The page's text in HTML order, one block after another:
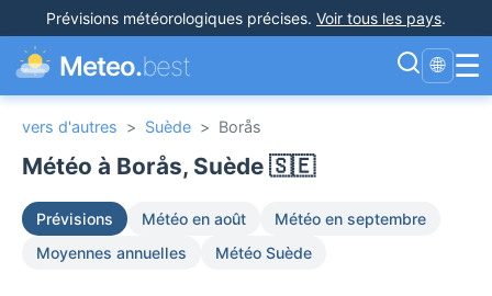
Prévisions météorologiques précises. Voir tous les pays.
Meteo.best 🌐 ☰
vers d'autres > Suède > Borås
Météo à Borås, Suède 🇸🇪
Prévisions Météo en août
Météo en septembre
Moyennes annuelles
Météo Suède